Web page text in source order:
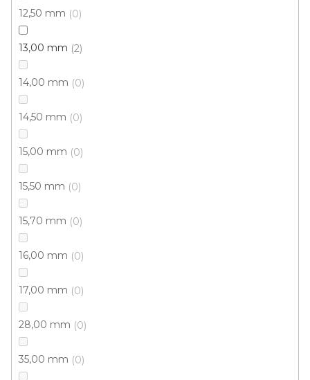
12,50 mm 0
13,00 mm 2
14,00 mm 0
14,50 mm 0
15,00 mm 0
15,50 mm 0
15,70 mm 0
16,00 mm 0
17,00 mm 0
28,00 mm 0
35,00 mm 0
Koberce metráž Lima new / AB 531
379 Kč / m2
4 m